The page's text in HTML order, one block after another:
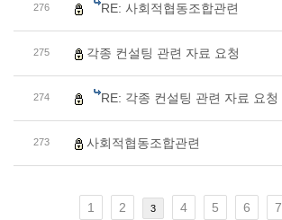
276 RE: 사회적협동조합관련
275 각종 컨설팅 관련 자료 요청
274 RE: 각종 컨설팅 관련 자료 요청
273 사회적협동조합관련
1 2 3 4 5 6 7